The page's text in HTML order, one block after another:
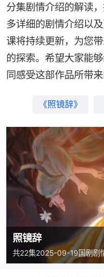
分集剧情介绍的解读
多详细的剧情介绍以
课将持续更新，为您
的探索。希望大家能
同感受这部作品所带来
《照镜辞》
照镜辞
共22集2025-09-19国剧剧